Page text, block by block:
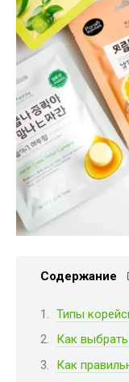
Содержание
Типы
Как
Как